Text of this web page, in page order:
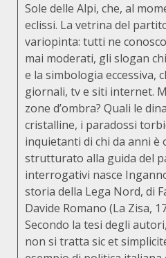
Sole delle Alpi, che, al
eclissi. La vetrina del
variopinta: tutti ne
mai moderati, gli slogan
e la simbologia eccessiva,
giornali, tv e siti internet.
zone d’ombra? Quali le
cristalline, i paradossi
inquietanti di chi da anni è
strutturato alla guida del
interrogativi nasce
storia della Lega Nord, di
Davide Romano (La Zisa,
Secondo la tesi degli
non si tratta sic et